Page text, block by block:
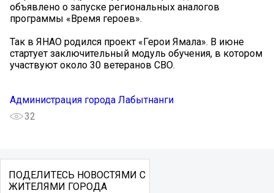
объявлено о запуске региональных аналогов
программы «Время героев».
Так в ЯНАО родился проект «Герои Ямала». В июне
стартует заключительный модуль обучения, в котором
участвуют около 30 ветеранов СВО.
Администрация города Лабытнанги
32
ПОДЕЛИТЕСЬ НОВОСТЯМИ С
ЖИТЕЛЯМИ ГОРОДА